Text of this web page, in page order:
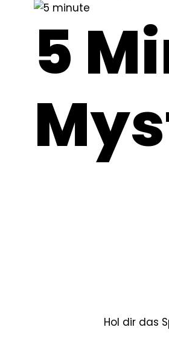
5
Hol dir das